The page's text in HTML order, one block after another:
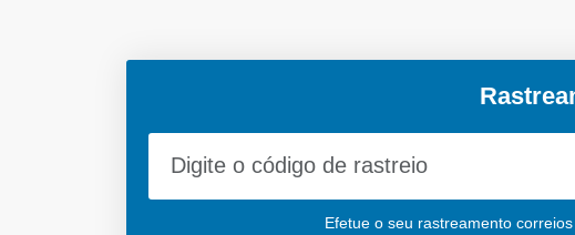
Efetue o seu rastreamento